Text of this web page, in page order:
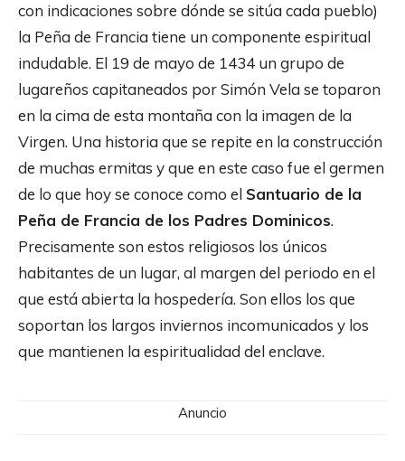
con indicaciones sobre dónde se sitúa cada pueblo)
la Peña de Francia tiene un componente espiritual
indudable. El 19 de mayo de 1434 un grupo de
lugareños capitaneados por Simón Vela se toparon
en la cima de esta montaña con la imagen de la
Virgen. Una historia que se repite en la construcción
de muchas ermitas y que en este caso fue el germen
de lo que hoy se conoce como el Santuario de la
Peña de Francia de los Padres Dominicos.
Precisamente son estos religiosos los únicos
habitantes de un lugar, al margen del periodo en el
que está abierta la hospedería. Son ellos los que
soportan los largos inviernos incomunicados y los
que mantienen la espiritualidad del enclave.
Anuncio